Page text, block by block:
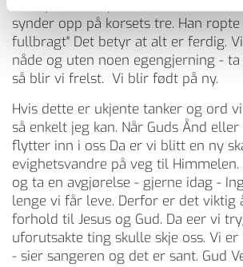
ditt hjerte. Sier ja til Han som har
synder opp på korsets tre. Han
fullbragt" Det betyr at alt er ferdig.
nåde og uten noen egengjerning -
så blir vi frelst. Vi blir født på ny.
Hvis dette er ukjente tanker og ord
så enkelt jeg kan. Når Guds Ånd
flytter inn i oss Da er vi blitt en ny
evighetsvandre på veg til
og ta en avgjørelse - gjerne idag -
lenge vi får leve. Derfor er det viktig
forhold til Jesus og Gud. Da eer vi
uforutsakte ting skulle skje oss. Vi
- sier sangeren og det er sant. Gud